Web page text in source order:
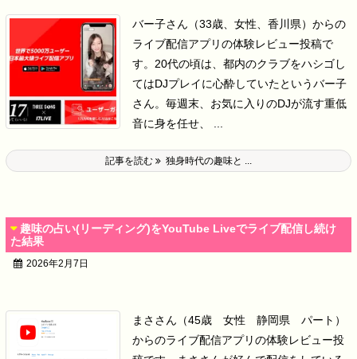
バー子さん（33歳、女性、香川県）からの
ライブ配信アプリの体験レビュー投稿で
す。 20代の頃は、都内のクラブをハシゴし
てはDJプレイに心酔していたというバー子
さん。 毎週末、お気に入りのDJが流す重低
音に身を任せ、 ...
記事を読む 独身時代の趣味と ...
趣味の占い(リーディング)をYouTube Liveでライブ配信し続け
た結果
2026年2月7日
まささん（45歳 女性 静岡県 パート）
からのライブ配信アプリの体験レビュー投